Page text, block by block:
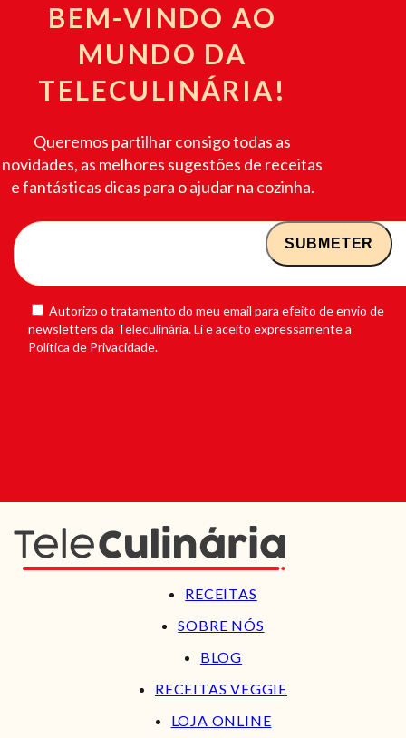
BEM-VINDO AO
MUNDO DA
TELECULINÁRIA!
Queremos partilhar consigo todas as
novidades, as melhores sugestões de receitas
e fantásticas dicas para o ajudar na cozinha.
Autorizo o tratamento do meu email para efeito de envio de
newsletters da Teleculinária. Li e aceito expressamente a
Política de Privacidade.
RECEITAS
SOBRE NÓS
BLOG
RECEITAS VEGGIE
LOJA ONLINE